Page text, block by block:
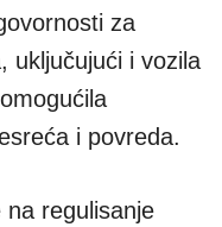
za
uključujući i vozila
i povreda.
regulisanje